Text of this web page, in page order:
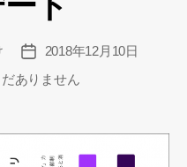
投
稿
日
2018年12月10日
ありません